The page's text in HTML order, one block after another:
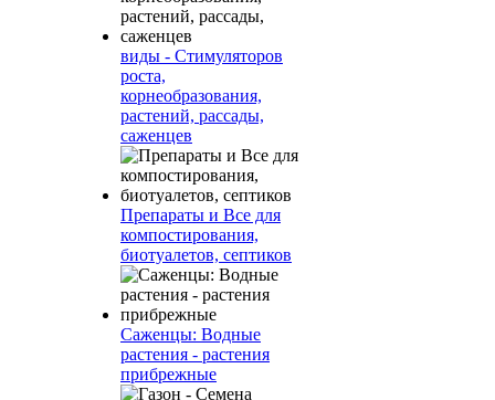
виды - Стимуляторов
роста,
корнеобразования,
растений, рассады,
саженцев
Препараты и Все для
компостирования,
биотуалетов, септиков
Саженцы: Водные
растения - растения
прибрежные